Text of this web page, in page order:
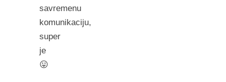
savremenu
komunikaciju,
super
je
😛